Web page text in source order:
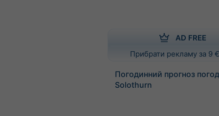
AD FREE
Прибрати рекламу за 9
Погодинний прогноз
Solothurn